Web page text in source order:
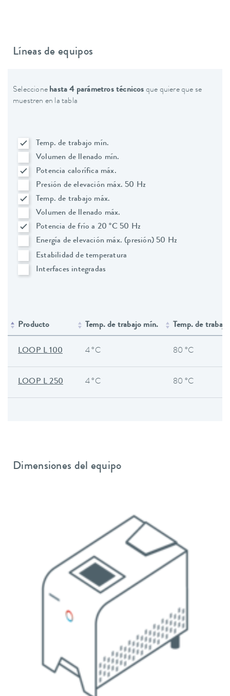
Líneas de equipos
Seleccione hasta 4 parámetros técnicos que quiere que se
muestren en la tabla
Temp. de trabajo mín.
Volumen de llenado mín.
Potencia calorífica máx.
Presión de elevación máx. 50 Hz
Temp. de trabajo máx.
Volumen de llenado máx.
Potencia de frío a 20 °C 50 Hz
Energía de elevación máx. (presión) 50 Hz
Estabilidad de temperatura
Interfaces integradas
Producto Temp. de trabajo mín. Temp. de
LOOP L 100 4 °C 80 °C
LOOP L 250 4 °C 80 °C
Dimensiones del equipo